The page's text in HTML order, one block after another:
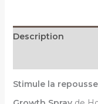
Description
Stimule la